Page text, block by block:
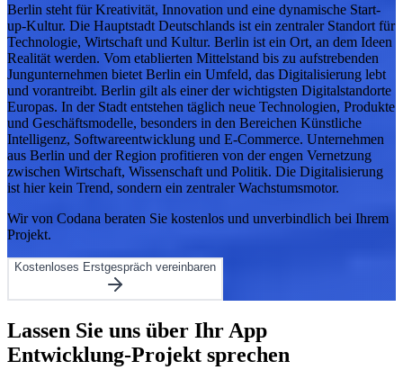
Berlin steht für Kreativität, Innovation und eine dynamische Start-
up-Kultur. Die Hauptstadt Deutschlands ist ein zentraler Standort für
Technologie, Wirtschaft und Kultur. Berlin ist ein Ort, an dem Ideen
Realität werden. Vom etablierten Mittelstand bis zu aufstrebenden
Jungunternehmen bietet Berlin ein Umfeld, das Digitalisierung lebt
und vorantreibt. Berlin gilt als einer der wichtigsten Digitalstandorte
Europas. In der Stadt entstehen täglich neue Technologien, Produkte
und Geschäftsmodelle, besonders in den Bereichen Künstliche
Intelligenz, Softwareentwicklung und E-Commerce. Unternehmen
aus Berlin und der Region profitieren von der engen Vernetzung
zwischen Wirtschaft, Wissenschaft und Politik. Die Digitalisierung
ist hier kein Trend, sondern ein zentraler Wachstumsmotor.
Wir von Codana beraten Sie kostenlos und unverbindlich bei Ihrem
Projekt.
Kostenloses Erstgespräch vereinbaren
Lassen Sie uns über Ihr App
Entwicklung-Projekt sprechen